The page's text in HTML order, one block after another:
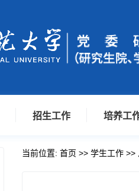
招生工作 培养工
当前位置: 首页 >> 学生工作 >>